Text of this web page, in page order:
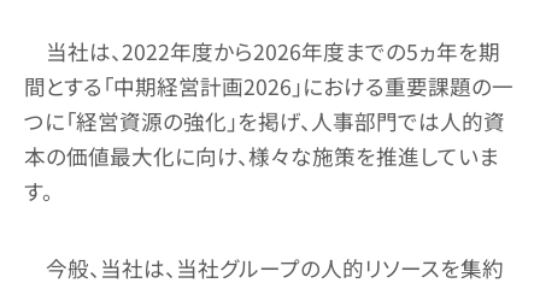
当社は、2022年度から2026年度までの5ヵ年を期
間とする「中期経営計画2026」における重要課題の一
つに「経営資源の強化」を掲げ、人事部門では人的資
本の価値最大化に向け、様々な施策を推進していま
す。
今般、当社は、当社グループの人的リソースを集約